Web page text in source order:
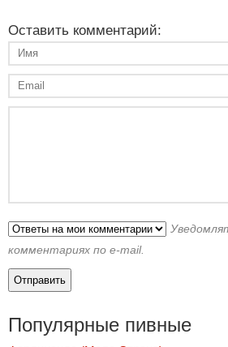
Оставить комментарий:
комментариях по e-mail.
Популярные пивные